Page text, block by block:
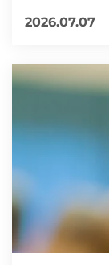
2026.07.07